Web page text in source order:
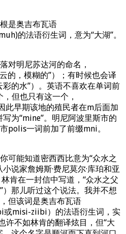
是奥吉布瓦语
的法语衍生词，意为“大湖”。
对明尼苏达河的命名，
的，模糊的”）；有时候也会译
的水”）。英语不喜欢在单词前
但也只有这一个，
此早期该地的殖民者在m后面加
为“mine”。明尼阿波里斯市的
polis一词前加了前缀mni。
可能知道密西西比意为“众水之
说家詹姆斯·费尼莫尔·库珀和亚
肯在一封信中写道，“众水之父
那儿听过这个说法。我并不想
但该词是奥吉布瓦语
或misi-ziibi）的法语衍生词，实
许不如林肯的翻译炫目，但“大